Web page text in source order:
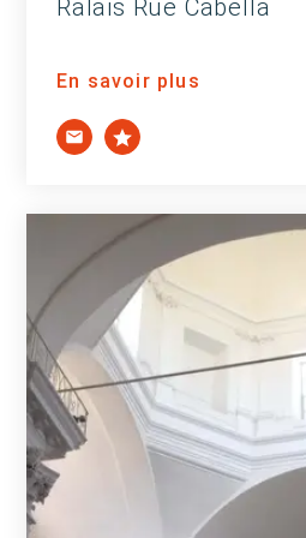
Ralais Rue Cabella
En savoir plus